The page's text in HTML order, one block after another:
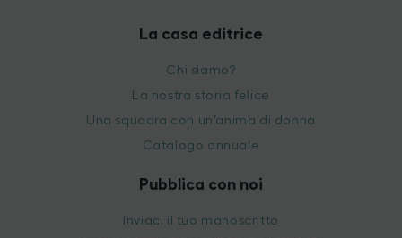
La casa editrice
Chi siamo?
La nostra storia felice
Una squadra con un’anima di donna
Catalogo annuale
Pubblica con noi
Inviaci il tuo manoscritto